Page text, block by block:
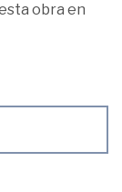
obra en